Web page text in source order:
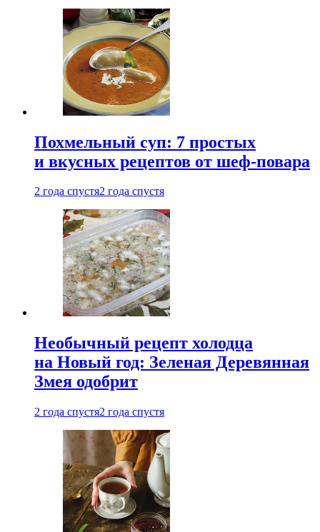
Похмельный суп: 7 простых
и вкусных рецептов от шеф-повара
2 года спустя2 года спустя
Необычный рецепт холодца
на Новый год: Зеленая Деревянная
Змея одобрит
2 года спустя2 года спустя